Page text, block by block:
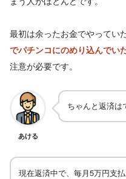
最初は余ったお金でやってい
でパチンコにのめり込んでい
注意が必要です。
あける
ちゃんと返済は
現在返済中で、毎月5万円支